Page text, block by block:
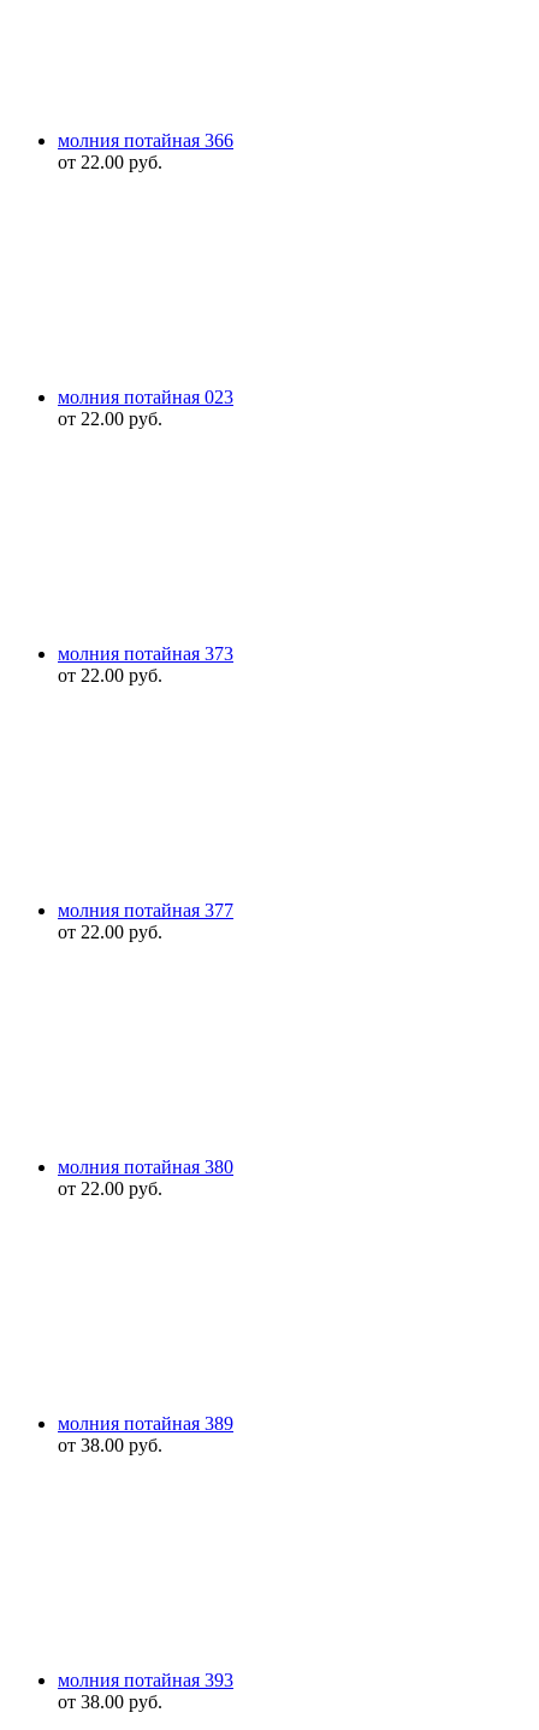
молния потайная 366
от 22.00 руб.
молния потайная 023
от 22.00 руб.
молния потайная 373
от 22.00 руб.
молния потайная 377
от 22.00 руб.
молния потайная 380
от 22.00 руб.
молния потайная 389
от 38.00 руб.
молния потайная 393
от 38.00 руб.